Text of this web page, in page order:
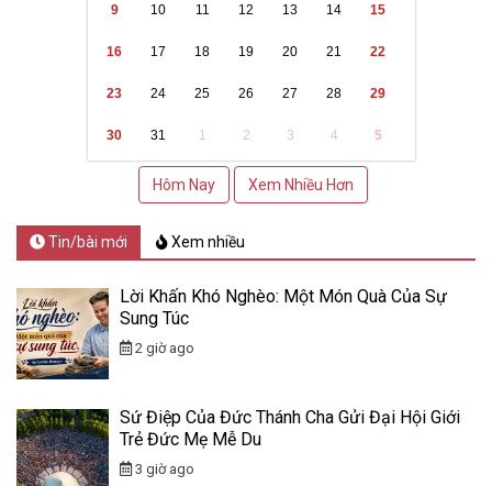
9 10 11 12 13 14 15
16 17 18 19 20 21 22
23 24 25 26 27 28 29
30 31 1 2 3 4 5
Hôm Nay Xem Nhiều Hơn
Tin/bài mới Xem nhiều
Lời Khấn Khó Nghèo: Một Món Quà Của Sự
Sung Túc
2 giờ ago
Sứ Điệp Của Đức Thánh Cha Gửi Đại Hội Giới
Trẻ Đức Mẹ Mễ Du
3 giờ ago